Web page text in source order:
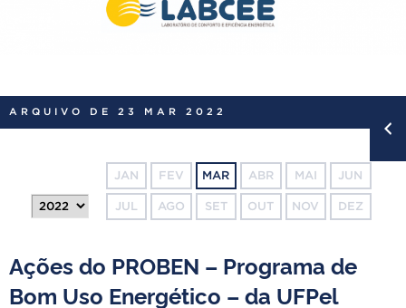
INTERNACIONAL
TELEFONES
ARQUIVO DE 23 MAR 2022
JAN FEV MAR ABR MAI JUN
JUL AGO SET OUT NOV DEZ
Ações do PROBEN – Programa de
Bom Uso Energético – da UFPel